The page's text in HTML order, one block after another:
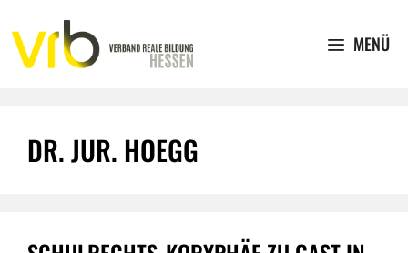
Inhalt
springen
MENÜ
DR. JUR. HOEGG